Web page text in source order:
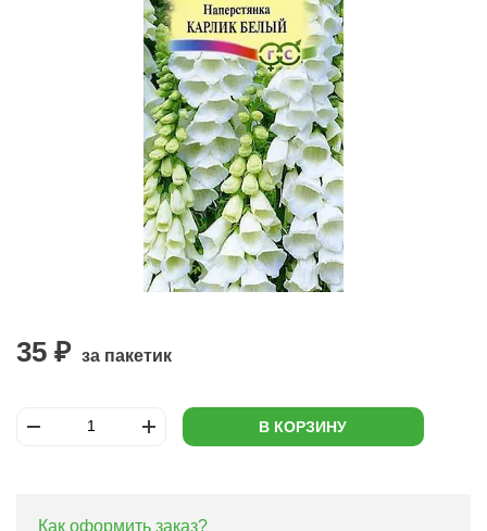
35 ₽ за пакетик
В КОРЗИНУ
Как оформить заказ?